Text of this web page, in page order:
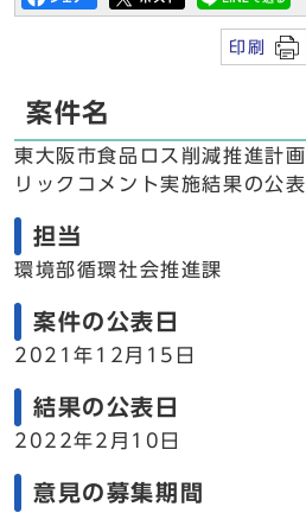
印刷
案件名
東大阪市食品ロス削減推進計
リックコメント実施結果の公表
担当
環境部循環社会推進課
案件の公表日
2021年12月15日
結果の公表日
2022年2月10日
意見の募集期間